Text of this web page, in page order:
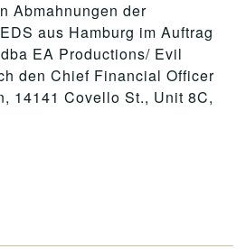
Abmahnungen der
aus Hamburg im Auftrag
EA Productions/ Evil
den Chief Financial Officer
14141 Covello St., Unit 8C,